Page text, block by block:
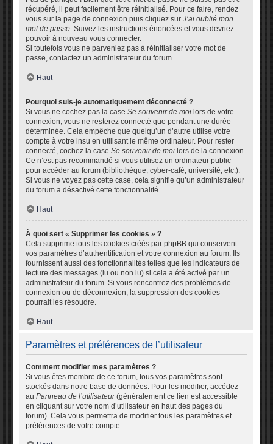
récupéré, il peut facilement être réinitialisé. Pour ce faire, rendez
vous sur la page de connexion puis cliquez surJ’ai oublié mon
mot de passe. Suivez les instructions énoncées et vous devriez
pouvoir à nouveau vous connecter.
Si toutefois vous ne parveniez pas à réinitialiser votre mot de
passe, contactez un administrateur du forum.
Haut
Pourquoi suis-je automatiquement déconnecté ?
Si vous ne cochez pas la caseSe souvenir de moi lors de votre
connexion, vous ne resterez connecté que pendant une durée
déterminée. Cela empêche que quelqu’un d’autre utilise votre
compte à votre insu en utilisant le même ordinateur. Pour rester
connecté, cochez la caseSe souvenir de moi lors de la connexion.
Ce n’est pas recommandé si vous utilisez un ordinateur public
pour accéder au forum (bibliothèque, cyber-café, université, etc.).
Si vous ne voyez pas cette case, cela signifie qu’un administrateur
du forum a désactivé cette fonctionnalité.
Haut
À quoi sert « Supprimer les cookies » ?
Cela supprime tous les cookies créés par phpBB qui conservent
vos paramètres d’authentification et votre connexion au forum. Ils
fournissent aussi des fonctionnalités telles que les indicateurs de
lecture des messages (lu ou non lu) si cela a été activé par un
administrateur du forum. Si vous rencontrez des problèmes de
connexion ou de déconnexion, la suppression des cookies
pourrait les résoudre.
Haut
Paramètres et préférences de l’utilisateur
Comment modifier mes paramètres ?
Si vous êtes membre de ce forum, tous vos paramètres sont
stockés dans notre base de données. Pour les modifier, accédez
auPanneau de l’utilisateur(généralement ce lien est accessible
en cliquant sur votre nom d’utilisateur en haut des pages du
forum). Cela vous permettra de modifier tous les paramètres et
préférences de votre compte.